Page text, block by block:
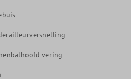
vering